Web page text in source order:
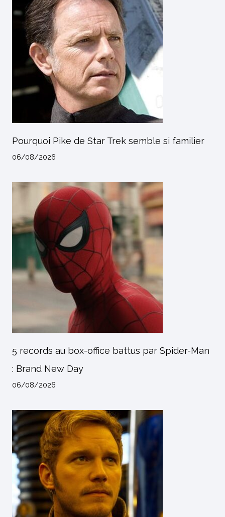
Pourquoi Pike de Star Trek semble si familier
06/08/2026
5 records au box-office battus par Spider-Man
: Brand New Day
06/08/2026